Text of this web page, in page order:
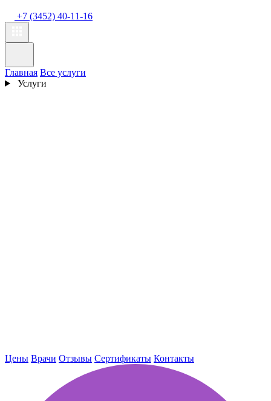
+7 (3452) 40-11-16
Главная Все услуги
Услуги
Цены Врачи Отзывы Сертификаты Контакты